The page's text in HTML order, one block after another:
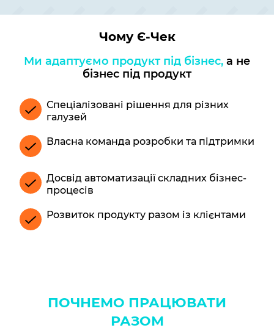
Чому Є-Чек
Ми адаптуємо продукт під бізнес, а не
бізнес під продукт
Спеціалізовані рішення для різних
галузей
Власна команда розробки та підтримки
Досвід автоматизації складних бізнес-
процесів
Розвиток продукту разом із клієнтами
ПОЧНЕМО ПРАЦЮВАТИ
РАЗОМ